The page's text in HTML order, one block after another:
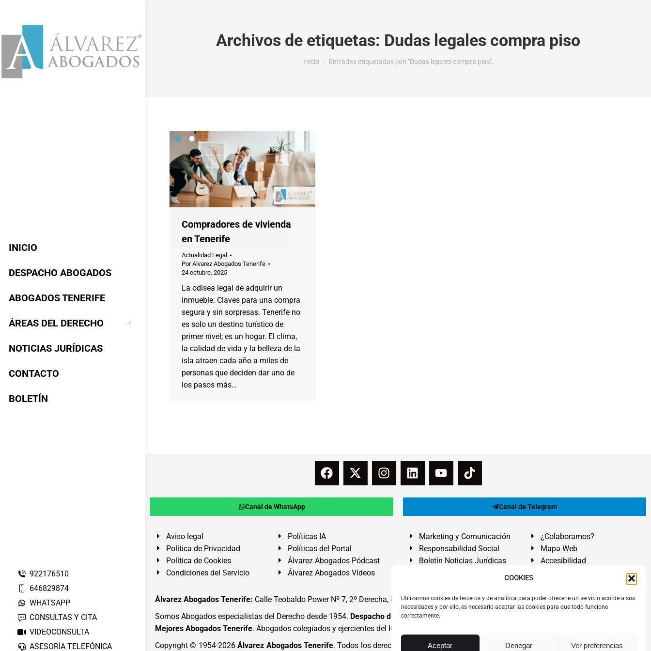
COOKIES
Utilizamos cookies de terceros y de analítica para poder ofrecerle un servicio acorde a sus
necesidades y por ello, es necesario aceptar las cookies para que todo funcione
correctamente.
Aceptar Denegar Ver preferencias
INICIO
DESPACHO ABOGADOS
ABOGADOS TENERIFE
ÁREAS DEL DERECHO
NOTICIAS JURÍDICAS
CONTACTO
BOLETÍN
922176510
646829874
WHATSAPP
CONSULTAS Y CITA
VIDEOCONSULTA
ASESORÍA TELEFÓNICA
Archivos de etiquetas: Dudas legales compra piso
Estás aquí:
Inicio Entradas etiquetadas con "Dudas legales compra piso".
Compradores de vivienda
en Tenerife
Actualidad Legal
PorAlvarez Abogados Tenerife
24 octubre, 2025
La odisea legal de adquirir un
inmueble: Claves para una compra
segura y sin sorpresas. Tenerife no
es solo un destino turístico de
primer nivel; es un hogar. El clima,
la calidad de vida y la belleza de la
isla atraen cada año a miles de
personas que deciden dar uno de
los pasos más…
Canal de WhatsApp Canal de Telegram
Aviso legal
Política de Privacidad
Política de Cookies
Condiciones del Servicio
Políticas IA
Políticas del Portal
Álvarez Abogados Pódcast
Álvarez Abogados Vídeos
Marketing y Comunicación
Responsabilidad Social
Boletín Noticias Jurídicas
¿Colaboramos?
Mapa Web
Accesibilidad
Álvarez Abogados Tenerife: Calle Teobaldo Power Nº 7, 2º Derecha, El Médano, Granadilla de Abona, Santa Cruz de Tenerife. Islas Canarias.
Somos Abogados especialistas del Derecho desde 1954. Despacho de Abogados El Médano
Mejores Abogados Tenerife. Abogados colegiados y ejercientes del ICATF.
Copyright © 1954·2026Álvarez Abogados Tenerife. Todos los derechos reservados.Álvarez Abogados ®y el logotipo son marca registrada.